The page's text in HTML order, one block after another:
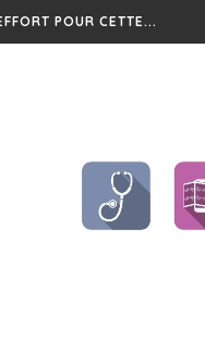
?
!!
CHANGEMENT...